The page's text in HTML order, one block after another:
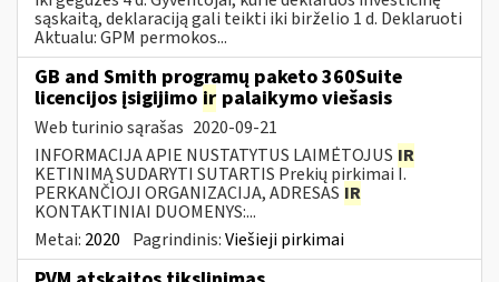
sąskaitą, deklaraciją gali teikti iki birželio 1 d. Deklaruoti
Aktualu: GPM permokos...
GB and Smith programų paketo 360Suite
licencijos įsigijimo ir palaikymo viešasis
Web turinio sąrašas 2020-09-21
INFORMACIJA APIE NUSTATYTUS LAIMĖTOJUS IR
KETINIMĄ SUDARYTI SUTARTIS Prekių pirkimai I.
PERKANČIOJI ORGANIZACIJA, ADRESAS IR
KONTAKTINIAI DUOMENYS:...
Metai: 2020 Pagrindinis:Viešieji pirkimai